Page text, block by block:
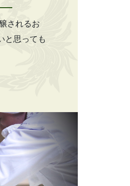
されるお
と思っても